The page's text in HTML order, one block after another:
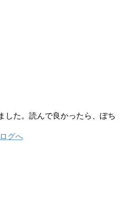
した。読んで良かったら、ぽち